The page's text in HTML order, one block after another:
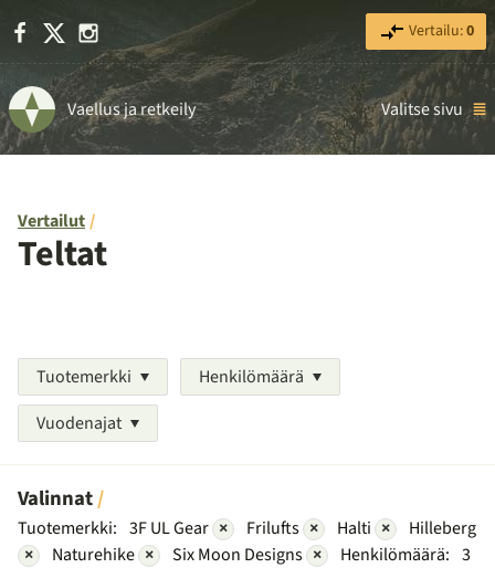
Facebook Instagram Vertailu:0
Vaellus ja retkeily Valitse sivu
Vertailut
Teltat
Tuotemerkki
Henkilömäärä
Vuodenajat
Valinnat
Tuotemerkki: 3F UL Gear × Frilufts × Halti ×
Hilleberg
×
Naturehike × Six Moon Designs × Henkilömäärä: 3